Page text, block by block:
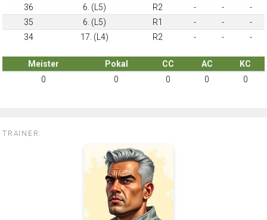
36
6. (L5) R2 - -
-
35
6. (L5) R1 - -
-
34
17. (L4) R2 - - -
Meister Pokal CC AC
KC
0
0 0 0 0
TRAINER: